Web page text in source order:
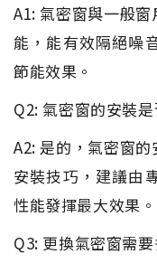
A1: 氣密窗與一般
能，能有效隔絕噪
節能效果。
Q2: 氣密窗的安裝
A2: 是的，氣密窗
安裝技巧，建議由
性能發揮最大效果。
Q3: 更換氣密窗需